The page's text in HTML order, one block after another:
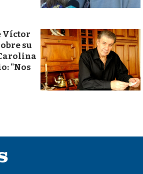
Víctor
su
"Nos